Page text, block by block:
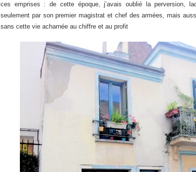
ces emprises : de cette époque, j’avais oublié la perversion,
seulement par son premier magistrat et chef des armées, mais
sans cette vie acharnée au chiffre et au profit